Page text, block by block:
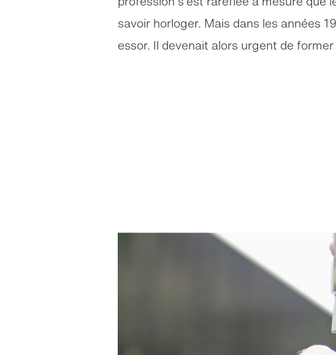
savoir horloger. Mais dans les années
essor. Il devenait alors urgent de